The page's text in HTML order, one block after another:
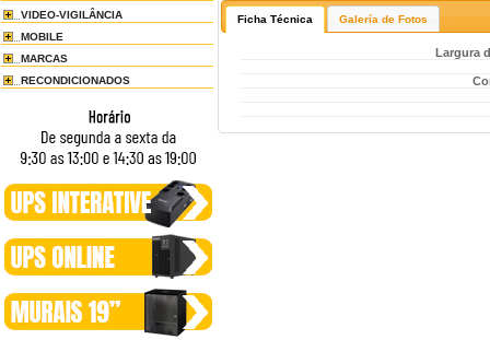
VIDEO-VIGILÂNCIA
MOBILE
MARCAS
RECONDICIONADOS
Ficha Técnica Galería de Fotos
Largura